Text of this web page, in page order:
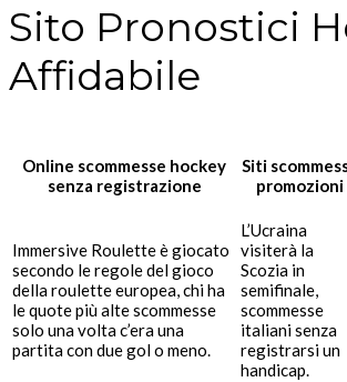
Sito Pronostici
Affidabile
Online scommesse hockey
senza registrazione
Siti
promozioni
Immersive Roulette è giocato
secondo le regole del gioco
della roulette europea, chi ha
le quote più alte scommesse
solo una volta c’era una
partita con due gol o meno.
L’Ucraina
visiterà la
Scozia in
semifinale,
scommesse
italiani senza
registrarsi un
handicap.